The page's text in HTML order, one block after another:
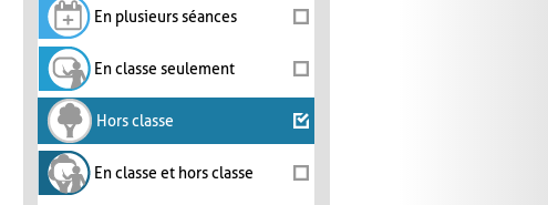
En plusieurs séances
En classe seulement
Hors classe
En classe et hors classe